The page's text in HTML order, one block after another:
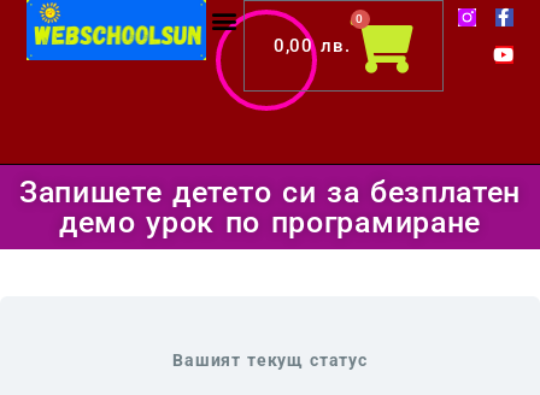
Skip
0,00лв.
0
Cart
F
a
c
e
f
Y
o
u
t
Запишете детето си за безплатен
демо урок по програмиране
Вашият текущ статус